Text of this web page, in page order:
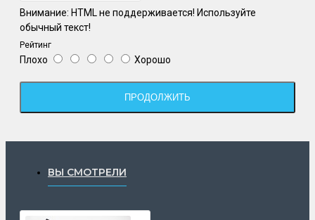
Внимание: HTML не поддерживается! Используйте
обычный текст!
Рейтинг
Плохо Хорошо
ПРОДОЛЖИТЬ
ВЫ СМОТРЕЛИ